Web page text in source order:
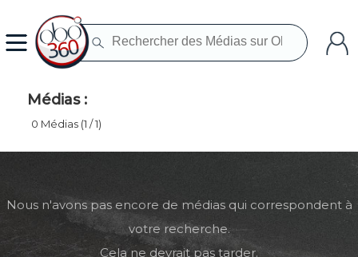
Médias :
0 Médias (1 / 1)
Nous n'avons pas encore de médias qui correspondent à
votre recherche.
Cela ne devrait pas tarder.